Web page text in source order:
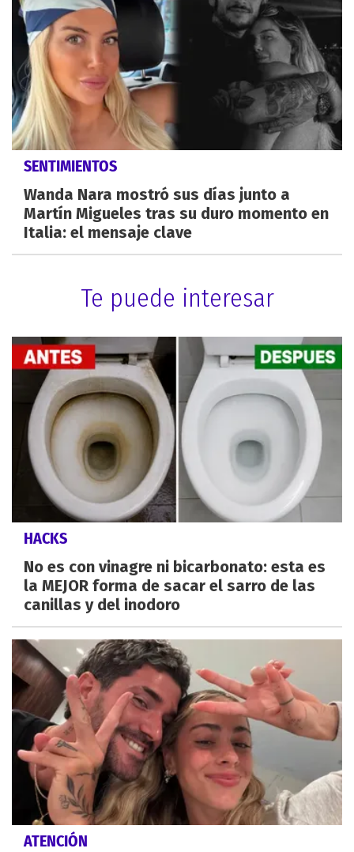
SENTIMIENTOS
Wanda Nara mostró sus días junto a
Martín Migueles tras su duro momento en
Italia: el mensaje clave
Te puede interesar
HACKS
No es con vinagre ni bicarbonato: esta es
la MEJOR forma de sacar el sarro de las
canillas y del inodoro
ATENCIÓN